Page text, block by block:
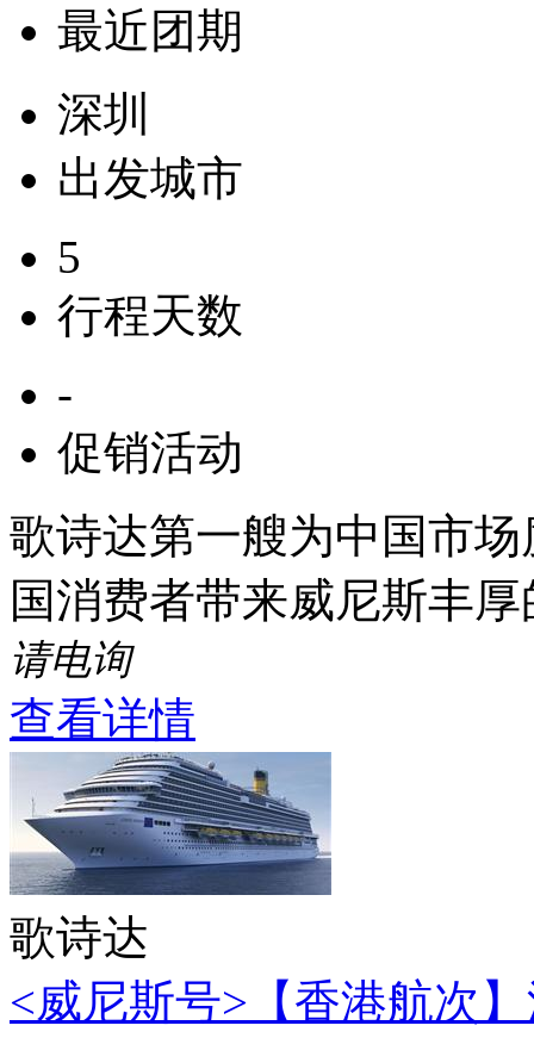
最近团期
深圳
出发城市
5
行程天数
-
促销活动
歌诗达第一艘为中国市
国消费者带来威尼斯丰
请电询
查看详情
歌诗达
<威尼斯号>【香港航次